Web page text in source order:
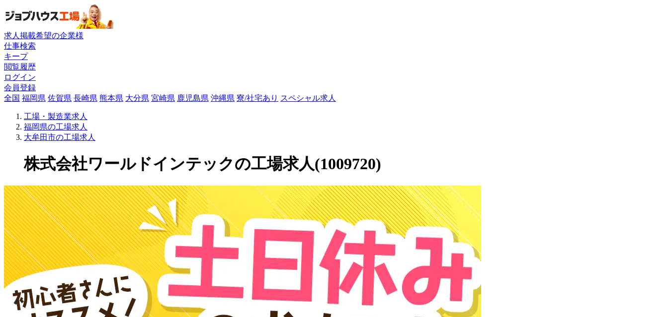
求人掲載希望の企業様
仕事検索
キープ
閲覧履歴
ログイン
会員登録
全国 福岡県 佐賀県 長崎県 熊本県 大分県 宮崎県 鹿児島県 沖縄県 寮/社宅あり スペシャル求人
工場・製造業求人
福岡県の工場求人
大牟田市の工場求人
株式会社ワールドインテックの工場求人(1009720)